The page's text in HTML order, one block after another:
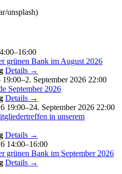
unsplash)
grünen Bank im August 2026
Details →
19:00–2. September 2026 22:00
September 2026
Details →
19:00–24. September 2026 22:00
in unserem
Details →
14:00–16:00
grünen Bank im September 2026
Details →